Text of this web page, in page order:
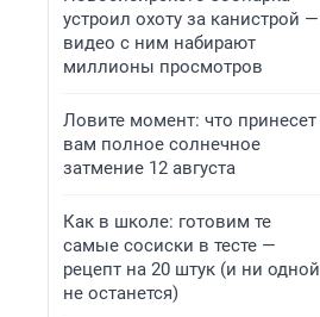
устроил охоту за канистрой —
видео с ним набирают
миллионы просмотров
Ловите момент: что принесет
вам полное солнечное
затмение 12 августа
Как в школе: готовим те
самые сосиски в тесте —
рецепт на 20 штук (и ни одной
не останется)